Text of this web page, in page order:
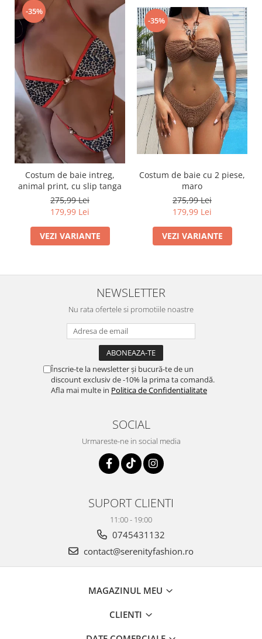
-35%
Costum de baie intreg,
animal print, cu slip tanga
275,99 Lei
179,99 Lei
VEZI VARIANTE
-35%
Costum de baie cu 2 piese,
maro
275,99 Lei
179,99 Lei
VEZI VARIANTE
NEWSLETTER
Nu rata ofertele si promotiile noastre
Înscrie-te la newsletter și bucură-te de un
discount exclusiv de -10% la prima ta comandă.
Afla mai multe in Politica de Confidentialitate
SOCIAL
Urmareste-ne in social media
SUPORT CLIENTI
11:00 - 19:00
0745431132
contact@serenityfashion.ro
MAGAZINUL MEU
CLIENTI